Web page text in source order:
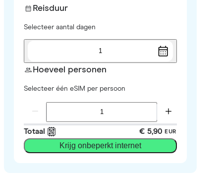
Reisduur
Selecteer aantal dagen
1
Hoeveel personen
Selecteer één eSIM per persoon
Totaal € 5,90 EUR
Krijg onbeperkt internet